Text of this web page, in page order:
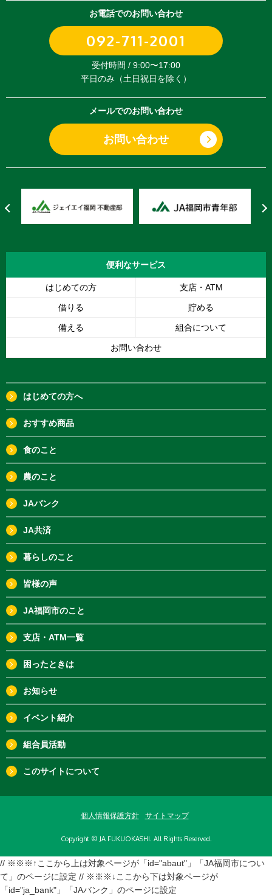
お電話でのお問い合わせ
092-711-2001
受付時間 / 9:00〜17:00
平日のみ（土日祝日を除く）
メールでのお問い合わせ
お問い合わせ
便利なサービス
はじめての方 支店・ATM
借りる 貯める
備える 組合について
お問い合わせ
はじめての方へ
おすすめ商品
食のこと
農のこと
JAバンク
JA共済
暮らしのこと
皆様の声
JA福岡市のこと
支店・ATM一覧
困ったときは
お知らせ
イベント紹介
組合員活動
このサイトについて
個人情報保護方針 サイトマップ
Copyright © JA FUKUOKASHI. All Rights Reserved.
// ※※※↑ここから上は対象ページが「id="abaut"」「JA福岡市につい
て」のページに設定 // ※※※↓ここから下は対象ページが
「id="ja_bank"」「JAバンク」のページに設定